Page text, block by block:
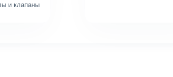
и клапаны